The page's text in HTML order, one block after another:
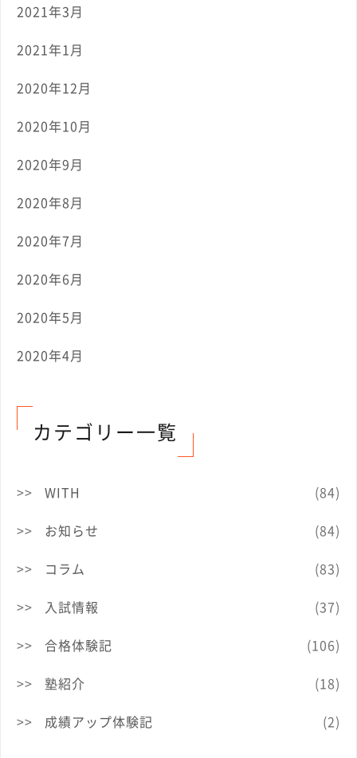
2021年3月
2021年1月
2020年12月
2020年10月
2020年9月
2020年8月
2020年7月
2020年6月
2020年5月
2020年4月
カテゴリー一覧
WITH
(84)
お知らせ
(84)
コラム
(83)
入試情報
(37)
合格体験記
(106)
塾紹介
(18)
成績アップ体験記
(2)